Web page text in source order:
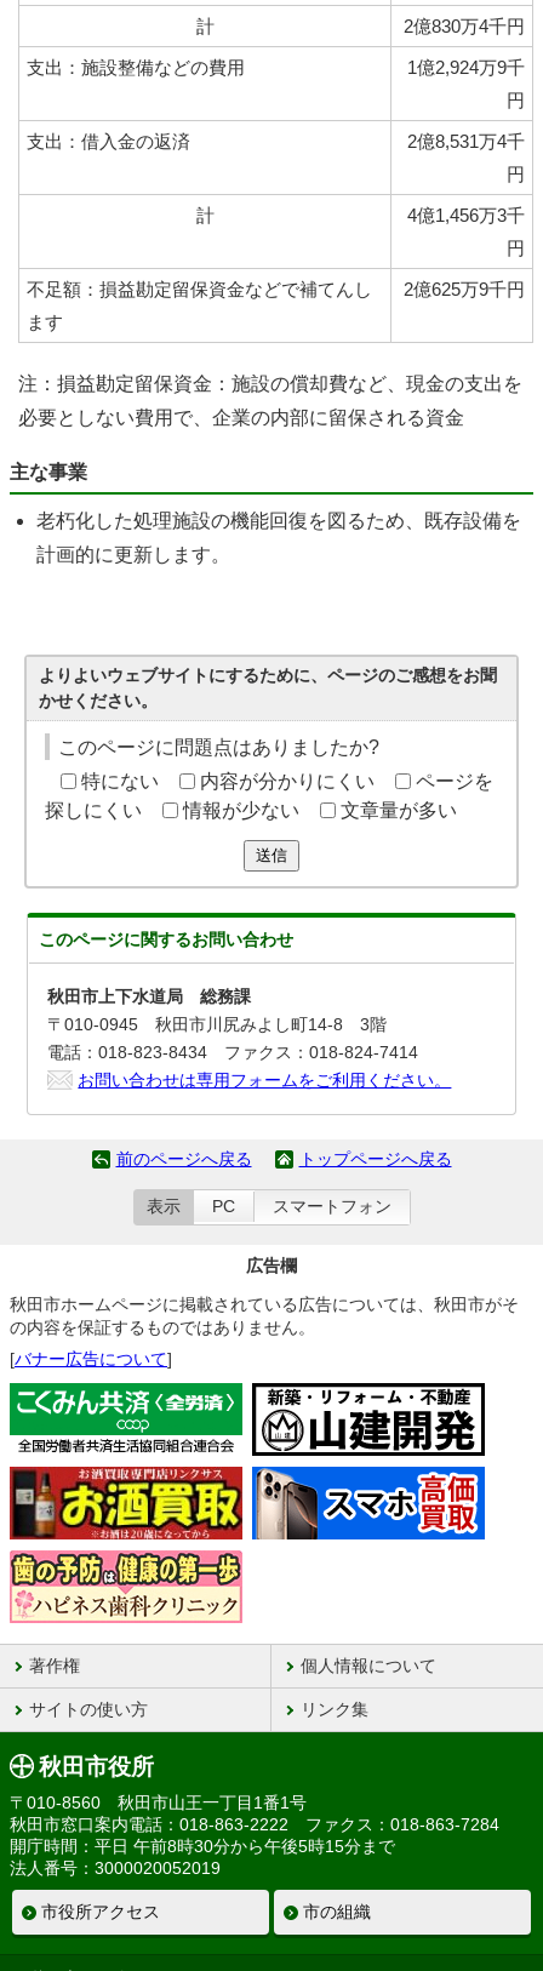
計
2億830万4千円
支出：施設整備などの費用
1億2,924万9千
円
支出：借入金の返済
2億8,531万4千
円
計
4億1,456万3千
円
不足額：損益勘定留保資金などで補てんし
ます
2億625万9千円
注：損益勘定留保資金：施設の償却費など、現金の支出を
必要としない費用で、企業の内部に留保される資金
主な事業
老朽化した処理施設の機能回復を図るため、既存設備を
計画的に更新します。
よりよいウェブサイトにするために、ページのご感想をお聞
かせください。
このページに問題点はありましたか?
特にない
内容が分かりにくい
ページを
探しにくい
情報が少ない 文章量が多い
送信
このページに関するお問い合わせ
秋田市上下水道局 総務課
〒010-0945 秋田市川尻みよし町14-8 3階
電話：018-823-8434 ファクス：018-824-7414
お問い合わせは専用フォームをご利用ください。
前のページへ戻る トップページへ戻る
表示 PC スマートフォン
広告欄
秋田市ホームページに掲載されている広告については、秋田市がそ
の内容を保証するものではありません。
[バナー広告について]
著作権 個人情報について
サイトの使い方 リンク集
秋田市役所
〒010-8560 秋田市山王一丁目1番1号
秋田市窓口案内電話：018-863-2222 ファクス：018-863-7284
開庁時間：平日 午前8時30分から午後5時15分まで
法人番号：3000020052019
市役所アクセス 市の組織